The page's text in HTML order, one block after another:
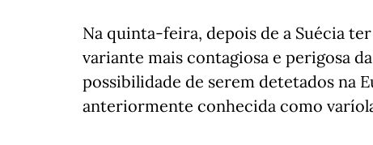
Na quinta-feira, depois de a Suécia
variante mais contagiosa e perigosa
possibilidade de serem detetados na
anteriormente conhecida como